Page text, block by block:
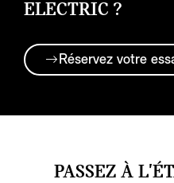
ELECTRIC ?
Réservez votre
PASSEZ À